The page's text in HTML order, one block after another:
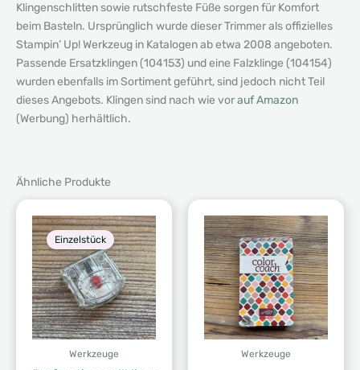
Klingenschlitten sowie rutschfeste Füße sorgen für Komfort
beim Basteln. Ursprünglich wurde dieser Trimmer als offizielles
Stampin’ Up! Werkzeug in Katalogen ab etwa 2008 angeboten.
Passende Ersatzklingen (104153) und eine Falzklinge (104154)
wurden ebenfalls im Sortiment geführt, sind jedoch nicht Teil
dieses Angebots. Klingen sind nach wie vorauf Amazon
(Werbung) herhältlich.
Ähnliche Produkte
Einzelstück
Werkzeuge Werkzeuge